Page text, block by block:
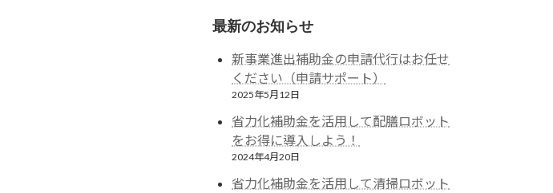
最新のお知らせ
新事業進出補助金の申請代行はお任せ
ください（申請サポート）
2025年5月12日
省力化補助金を活用して配膳ロボット
をお得に導入しよう！
2024年4月20日
省力化補助金を活用して清掃ロボット